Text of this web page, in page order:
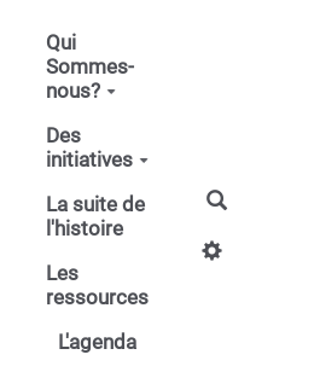
Qui
Sommes-
nous?
Des
initiatives
La suite de
l'histoire
Les
ressources
L'agenda